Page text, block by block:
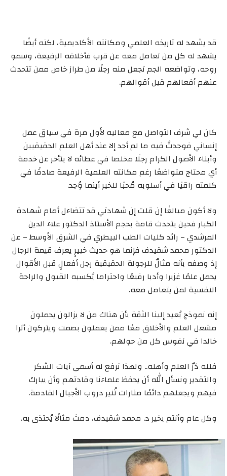
قد يشهد له تاريخه العلمي ومكانته الأكاديمية، لكنه أيضًا
يشهد له كل من تعامل معه عن قرب فأخلاقه الرفيعة، وسمو
روحه، وتواضعه الجم تجعل منه رجلًا من طراز خاص ممن تتحدث
عنهم أفعالهم قبل أقوالهم.
كان لي شرف التواصل مع معاليه لأول مرة في سياق عمل
إنساني فوجدتُ فيه ما لم أجد إلا عند أهل العلم الحقيقيين
وأبناء الأصول الكرام رجلًا مخلصا في عطائه لا يتأخر عن خدمة
أي محتاج متواضعًا رغم مكانته العلمية الرفيعة صادقًا في
كلمته راقيًا في أسلوبه مُحبًا للخير أينما وُجد.
ولا أكون مبالغًا إن قلت إن شهادتي قد تتضاءل أمام شهادة
الكبار فحين يتحدث قامة بحجم الأستاذ الدكتور علاء الدين
المرشدي – رائد كليات الطب البيطري في الشرق الأوسط – عن
الدكتور محمد شقيدف فإنما هو حديث خبيرٍ يعرف قيمة الرجال
إذ وصفه بأنه مثالٌ للرجولة الحقيقية رجل أفعالٍ قبل الأقوال
يحمل علمًا غزيرا وأدبا رفيعًا واحتراما يُكسبه القبول والراحة
النفسية لمن يتعامل معه.
إنه نموذج يُعيد إلينا الثقة بأن هناك من لا يزالون يحملون
مشعل العلم والأخلاق معًا ممن يعملون بصمت ويتركون أثرا
خالدا في نفوس كل من حولهم.
فلله دَرّ العلم وأهله.. ولهذا نرفع له أسمى آيات الشكر
والتقدير ونسأل الله أن يحفظ علماءنا وقادتهم وأن يبارك
فيهم ويجعلهم دائمًا منارات تُنير دروب الأجيال القادمة.
وكل عام وأنتم بخير د. محمد شقيدف، دمتَ مثالًا يُحتذى به.